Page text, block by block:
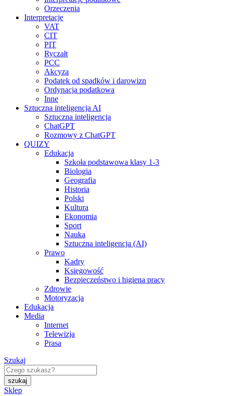
Orzeczenia
Interpretacje
VAT
CIT
PIT
Ryczałt
PCC
Akcyza
Podatek od spadków i darowizn
Ordynacja podatkowa
Inne
Sztuczna inteligencja AI
Sztuczna inteligencja
ChatGPT
Rozmowy z ChatGPT
QUIZY
Edukacja
Szkoła podstawowa klasy 1-3
Biologia
Geografia
Historia
Polski
Kultura
Ekonomia
Sport
Nauka
Sztuczna inteligencja (AI)
Prawo
Kadry
Księgowość
Bezpieczeństwo i higiena pracy
Zdrowie
Motoryzacja
Edukacja
Media
Internet
Telewizja
Prasa
Szukaj
Sklep